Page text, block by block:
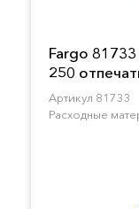
Fargo
250
Артикул 81733
Расходные